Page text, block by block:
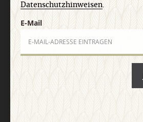
Datenschutzhinweisen.
E-Mail